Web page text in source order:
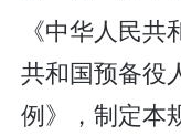
《中华人民
共和国预备役
例》，制定本